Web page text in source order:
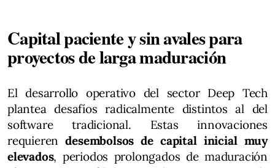
Capital paciente y sin avales para
proyectos de larga maduración
El desarrollo operativo del sector Deep Tech
plantea desafíos radicalmente distintos al del
software tradicional. Estas innovaciones
requierendesembolsos de capital inicial muy
elevados, periodos prolongados de maduración